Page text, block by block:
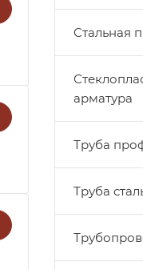
Стальная
арматура
Труба
Труба